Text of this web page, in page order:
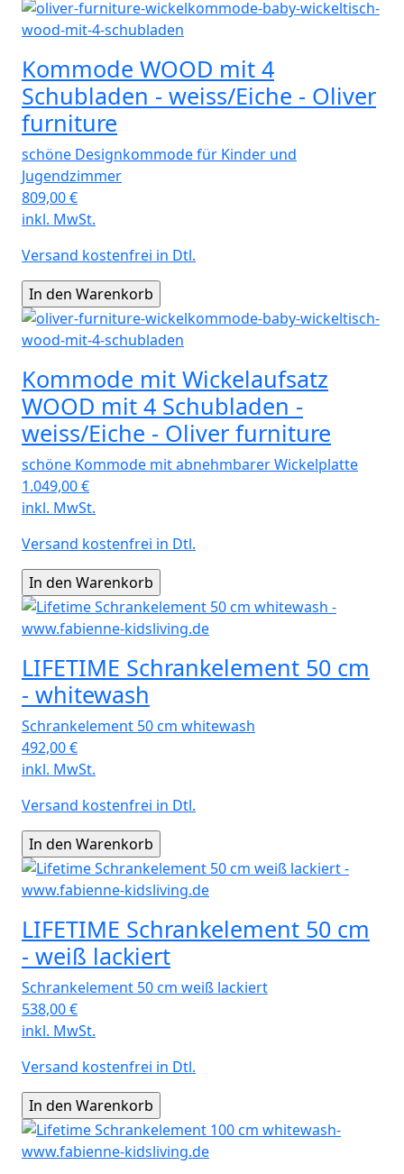
Kommode WOOD mit 4
Schubladen - weiss/Eiche - Oliver
furniture
schöne Designkommode für Kinder und
Jugendzimmer
809,00€
inkl. MwSt.
Versand kostenfrei in Dtl.
Kommode mit Wickelaufsatz
WOOD mit 4 Schubladen -
weiss/Eiche - Oliver furniture
schöne Kommode mit abnehmbarer Wickelplatte
1.049,00€
inkl. MwSt.
Versand kostenfrei in Dtl.
LIFETIME Schrankelement 50 cm
- whitewash
Schrankelement 50 cm whitewash
492,00€
inkl. MwSt.
Versand kostenfrei in Dtl.
LIFETIME Schrankelement 50 cm
- weiß lackiert
Schrankelement 50 cm weiß lackiert
538,00€
inkl. MwSt.
Versand kostenfrei in Dtl.